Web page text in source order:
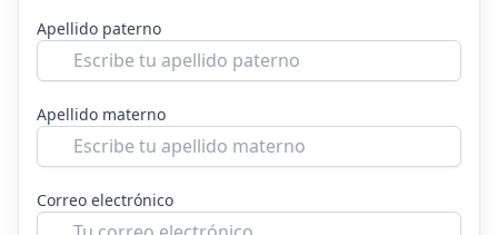
Apellido paterno
Apellido materno
Correo electrónico